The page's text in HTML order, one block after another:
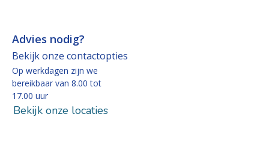
Advies nodig?
Bekijk onze contactopties
Op werkdagen zijn we
bereikbaar van 8.00 tot
17.00 uur
Bekijk onze locaties